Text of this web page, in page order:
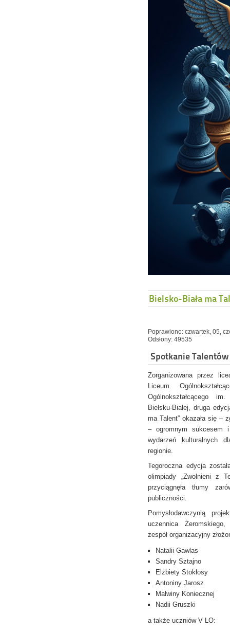
Bielsko-Biała ma
Poprawiono: czwartek, 05,
Odsłony: 49535
Spotkanie
Zorganizowana przez
Liceum
Ogólnokształcącego
Bielsku-Białej, druga
ma Talent” okazała się –
– ogromnym sukcesem
wydarzeń kulturalnych
regionie.
Tegoroczna edycja
olimpiady „Zwolnieni z
przyciągnęła tłumy
publiczności.
Pomysłodawczynią
uczennica
zespół organizacyjny
Natalii Gawlas
Sandry Sztajno
Elżbiety Stokłosy
Antoniny Jarosz
Malwiny Koniecznej
Nadii Gruszki
a także uczniów V LO: